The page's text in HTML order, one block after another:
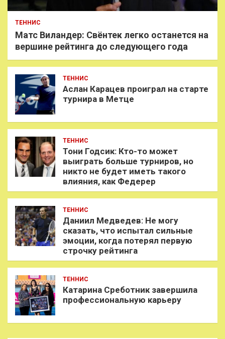
ТЕННИС
Матс Виландер: Свёнтек легко останется на
вершине рейтинга до следующего года
ТЕННИС
Аслан Карацев проиграл на старте
турнира в Метце
ТЕННИС
Тони Годсик: Кто-то может
выиграть больше турниров, но
никто не будет иметь такого
влияния, как Федерер
ТЕННИС
Даниил Медведев: Не могу
сказать, что испытал сильные
эмоции, когда потерял первую
строчку рейтинга
ТЕННИС
Катарина Среботник завершила
профессиональную карьеру